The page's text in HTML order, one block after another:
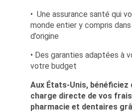
• Une assurance santé qui
monde entier y compris
d’origine
• Des garanties adaptées à
votre budget
Aux États-Unis, bénéficiez
charge directe de vos
pharmacie et dentaires